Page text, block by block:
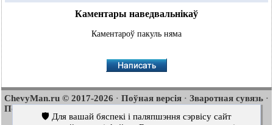
Каментары наведвальнікаў
Каментароў пакуль няма
ChevyMan.ru © 2017-2026 · Поўная версія · Зваротная сувязь ·
Пошук па сайце
🛡️ Для вашай бяспекі і паляпшэння сэрвісу сайт